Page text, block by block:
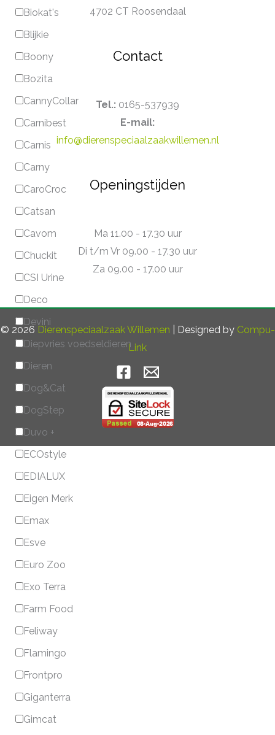
Biokat's
Blijkie
Boony
Bozita
CannyCollar
Carnibest
Carnis
Carny
CaroCroc
Catsan
Cavom
Chuckit
CSI Urine
Deco
Devini
Diepvries voedseldieren
Dieren
Dog&Cat
DogStep
Duvo +
ECOstyle
EDIALUX
Eigen Merk
Emax
Esve
Euro Zoo
Exo Terra
Farm Food
Feliway
Flamingo
Frontpro
Giganterra
Gimcat
4702 CT Roosendaal
Contact
Tel.: 0165-537939
E-mail:
info@dierenspeciaalzaakwillemen.nl
Openingstijden
Ma 11.00 - 17.30 uur
Di t/m Vr 09.00 - 17.30 uur
Za 09.00 - 17.00 uur
© 2026 Dierenspeciaalzaak Willemen | Designed by Compu-
Link